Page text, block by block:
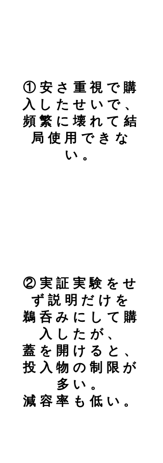
​①安さ重視で購
入したせいで、
頻繁に壊れて結
局使用できな
い。
②実証実験をせ
ず説明だけを
鵜呑みにして購
入したが、
蓋を開けると、
投入物の制限が
多い。
減容率も低い。